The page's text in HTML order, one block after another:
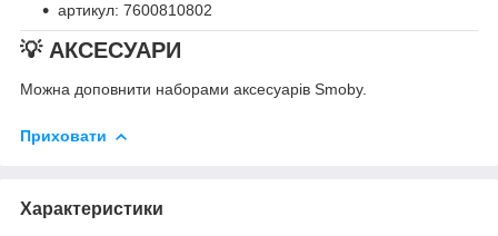
артикул: 7600810802
💡 АКСЕСУАРИ
Можна доповнити наборами аксесуарів Smoby.
Приховати
Характеристики